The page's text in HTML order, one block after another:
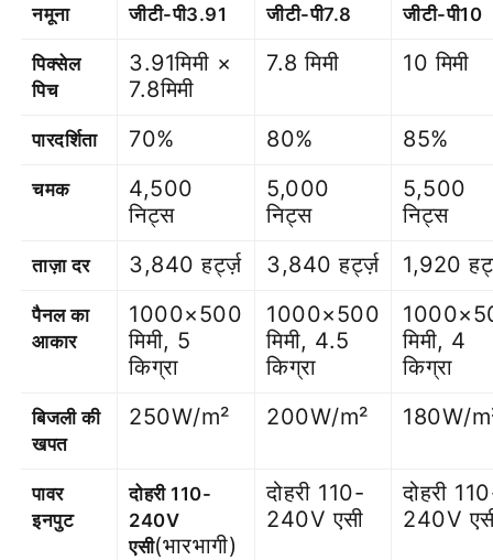
नमूना जीटी-पी3.91 जीटी-पी7.8 जीटी-पी10
पिक्सेल
पिच
3.91मिमी ×
7.8मिमी
7.8 मिमी 10 मिमी
पारदर्शिता 70% 80% 85%
चमक
4,500
निट्स
5,000
निट्स
5,500
निट्स
ताज़ा दर 3,840 हर्ट्ज़ 3,840 हर्ट्ज़ 1,920
पैनल का
आकार
1000×500
मिमी, 5
किग्रा
1000×500
मिमी, 4.5
किग्रा
मिमी, 4
किग्रा
बिजली की
खपत
250W/m² 200W/m² 180W/
पावर
इनपुट
दोहरी 110-
240V
एसी(भारभागी)
दोहरी 110-
240V एसी
दोहरी
240V